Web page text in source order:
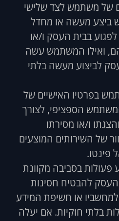
של משתמש לצד שלישי
ביצע מעשה או מחדל
לפגוע בבית העסק ו/או
ואילו המשתמש עשה
לביצוע מעשה בלתי
בפרטיו האישיים של
הספציפי, לצורך
ו/או מסירתו
של השירותים המוצעים
פינטו.
פעולות בסביבה מקוונת
העסק להבטיח חסינות
או חשיפת המידע
בלתי חוקיות. אם יעלה